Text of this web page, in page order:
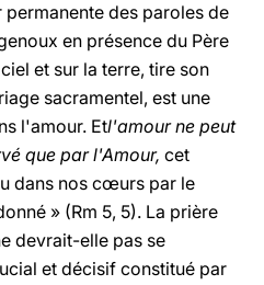
des paroles de
en présence du Père
et sur la terre, tire son
sacramentel, est une
l'amour. Etl'amour ne peut
que par l'Amour, cet
dans nos cœurs par le
» (Rm 5, 5). La prière
devrait-elle pas se
et décisif constitué par